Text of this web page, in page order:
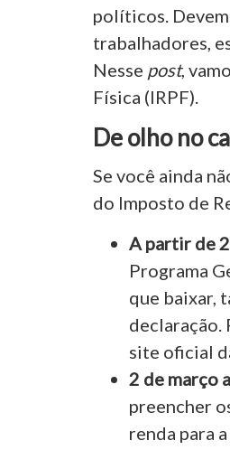
políticos. Devem
trabalhadores,
Nesse post,
Física (IRPF).
De olho no
Se você ainda
do Imposto de
A partir de
Programa
que baixar,
declaração.
site oficial
2 de março
preencher
renda para